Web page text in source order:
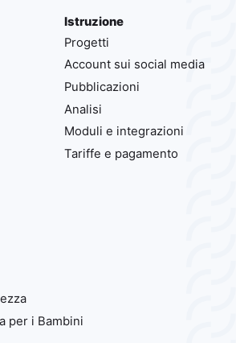
Istruzione
Progetti
Account sui social media
Pubblicazioni
Analisi
Moduli e integrazioni
Tariffe e pagamento
per i Bambini